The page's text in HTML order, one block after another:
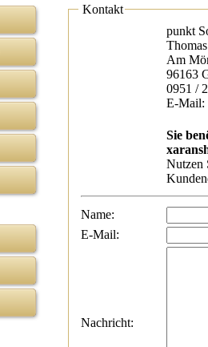
Kontakt
punkt
Am
96163
0951 /
E-Mail:
Sie
Nutzen
Name:
E-Mail:
Nachricht: